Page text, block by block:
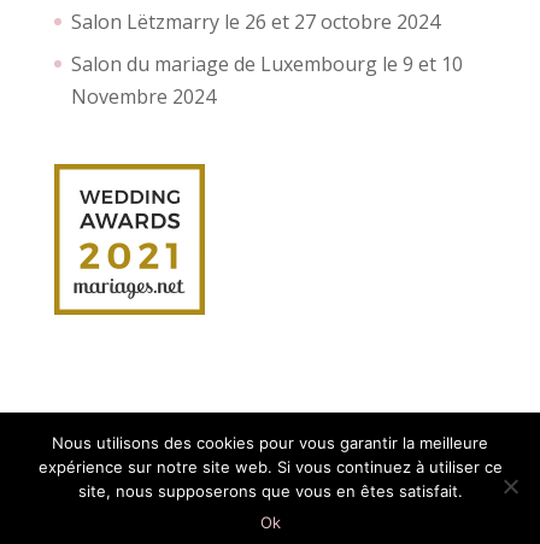
Salon Lëtzmarry le 26 et 27 octobre 2024
Salon du mariage de Luxembourg le 9 et 10
Novembre 2024
Création site internet : Myriam Corbet
Webcommunication
Nous utilisons des cookies pour vous garantir la meilleure
expérience sur notre site web. Si vous continuez à utiliser ce
site, nous supposerons que vous en êtes satisfait.
Ok